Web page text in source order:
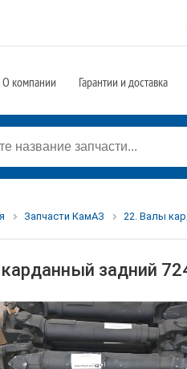
О компании Гарантии и доставка
Запчасти КамАЗ 22. Валы
задний